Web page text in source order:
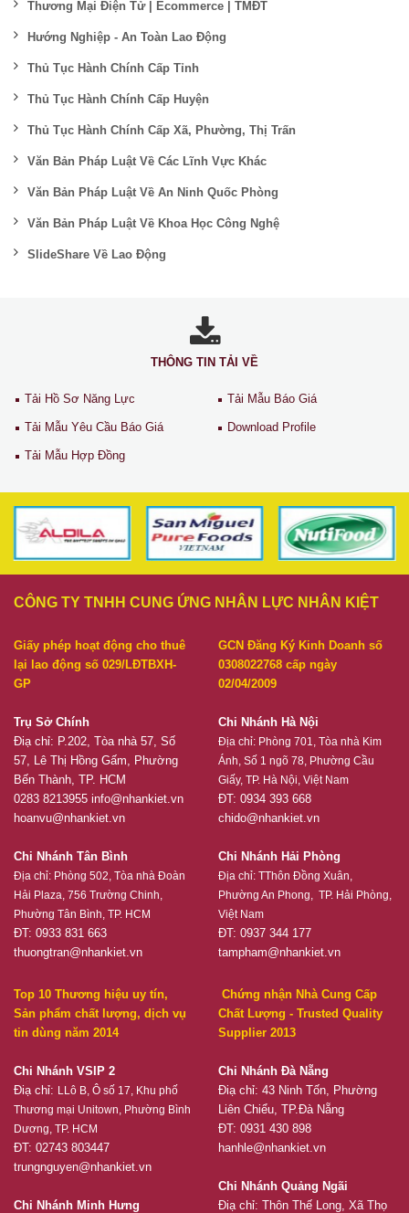
Thương Mại Điện Tử | Ecommerce | TMĐT
Hướng Nghiệp - An Toàn Lao Động
Thủ Tục Hành Chính Cấp Tỉnh
Thủ Tục Hành Chính Cấp Huyện
Thủ Tục Hành Chính Cấp Xã, Phường, Thị Trấn
Văn Bản Pháp Luật Về Các Lĩnh Vực Khác
Văn Bản Pháp Luật Về An Ninh Quốc Phòng
Văn Bản Pháp Luật Về Khoa Học Công Nghệ
SlideShare Về Lao Động
THÔNG TIN TẢI VỀ
Tải Hồ Sơ Năng Lực Tải Mẫu Báo Giá
Tải Mẫu Yêu Cầu Báo Giá Download Profile
Tải Mẫu Hợp Đồng
CÔNG TY TNHH CUNG ỨNG NHÂN LỰC NHÂN KIỆT
Giấy phép hoạt động cho thuê
lại lao động số 029/LĐTBXH-
GP
Trụ Sở Chính
Điạ chỉ: P.202, Tòa nhà 57, Số
57, Lê Thị Hồng Gấm, Phường
Bến Thành, TP. HCM
0283 8213955 info@nhankiet.vn
hoanvu@nhankiet.vn
Chi Nhánh Tân Bình
Địa chỉ: Phòng 502, Tòa nhà Đoàn
Hải Plaza, 756 Trường Chinh,
Phường Tân Bình, TP. HCM
ĐT: 0933 831 663
thuongtran@nhankiet.vn
GCN Đăng Ký Kinh Doanh số
0308022768 cấp ngày
02/04/2009
Chi Nhánh Hà Nội
Địa chỉ: Phòng 701, Tòa nhà Kim
Ánh, Số 1 ngõ 78, Phường Cầu
Giấy, TP. Hà Nội, Việt Nam
ĐT: 0934 393 668
chido@nhankiet.vn
Chi Nhánh Hải Phòng
Địa chỉ: TThôn Đồng Xuân,
Phường An Phong, TP. Hải Phòng,
Việt Nam
ĐT: 0937 344 177
tampham@nhankiet.vn
Top 10 Thương hiệu uy tín,
Sản phẩm chất lượng, dịch vụ
tin dùng năm 2014
Chi Nhánh VSIP 2
Điạ chỉ: LLô B, Ô số 17, Khu phố
Thương mại Unitown, Phường Bình
Dương, TP. HCM
ĐT: 02743 803447
trungnguyen@nhankiet.vn
Chi Nhánh Minh Hưng
Chứng nhận Nhà Cung Cấp
Chất Lượng - Trusted Quality
Supplier 2013
Chi Nhánh Đà Nẵng
Điạ chỉ: 43 Ninh Tốn, Phường
Liên Chiểu, TP.Đà Nẵng
ĐT: 0931 430 898
hanhle@nhankiet.vn
Chi Nhánh Quảng Ngãi
Điạ chỉ: Thôn Thế Long, Xã Thọ